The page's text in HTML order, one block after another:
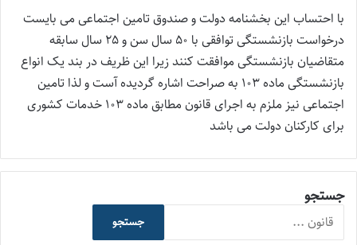
ت
:
با احتساب این بخشنامه دولت و صندوق تامین اجتماعی می بایست
درخواست بازنشستگی توافقی با ۵۰ سال سن و ۲۵ سال سابقه
متقاضیان بازنشستگی موافقت کنند زیرا این ظریف در بند یک انواع
بازنشستگی ماده ۱۰۳ به صراحت اشاره گردیده آست و لذا تامین
اجتماعی نیز ملزم به اجرای قانون مطابق ماده ۱۰۳ خدمات کشوری
برای کارکنان دولت می باشد
جستجو
جستجو